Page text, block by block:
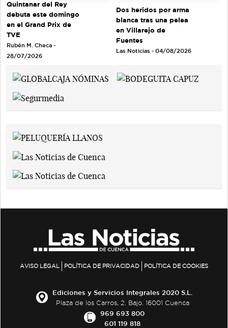
Quintanar del Rey
debuta este domingo
en el Grand Prix de
TVE
Rubén M. Checa -
28/07/2026
Dos heridos por arma
blanca tras una pelea
en Villarejo de
Fuentes
Las Noticias - 04/08/2026
AVISO LEGAL POLÍTICA DE PRIVACIDAD POLÍTICA DE COOKIES
Ediciones y Servicios Integrales 2020 S.L.
Plaza de los Carros, 2. Bajo. 16001 Cuenca
969 693 800
601 119 818